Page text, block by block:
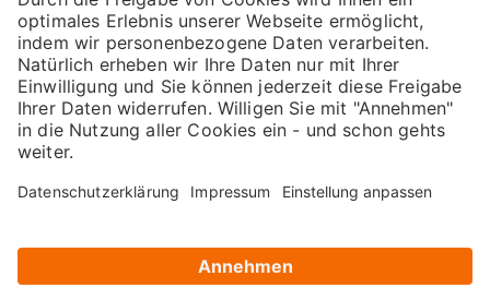
© 2026 121WATT GmbH
Über uns
Allgemeine Geschäftsbedingungen